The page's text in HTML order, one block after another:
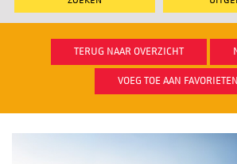
TERUG NAAR OVERZICHT
VOEG TOE AAN FAVORIETEN